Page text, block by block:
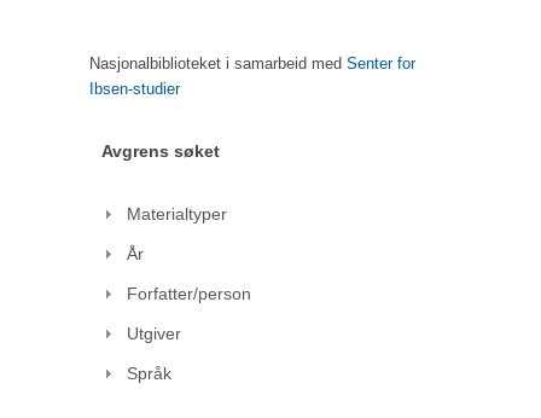
Nasjonalbiblioteket i samarbeid med Senter for
Ibsen-studier
Avgrens søket
Materialtyper
År
Forfatter/person
Utgiver
Språk